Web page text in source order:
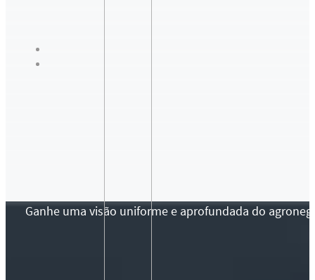
Ganhe uma visão uniforme e aprofundada do